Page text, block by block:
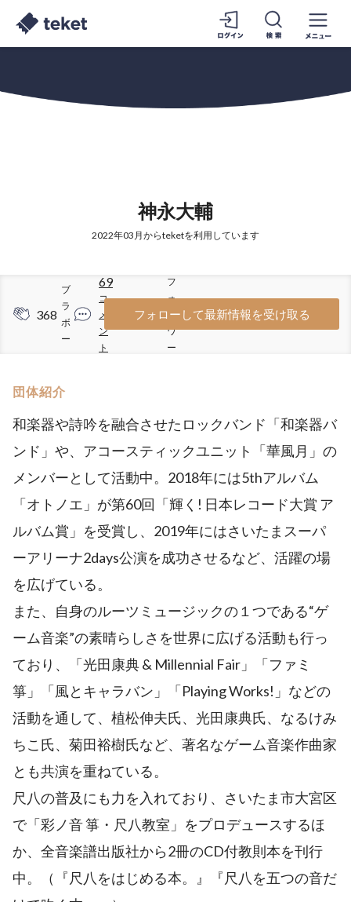
神永大輔
2022年03月からteketを利用しています
368
ブ
ラ
ボ
ー
69
コ
メ
ン
ト
123
フ
ォ
ロ
ワ
ー
フォローして最新情報を受け取る
団体紹介
和楽器や詩吟を融合させたロックバンド「和楽器バ
ンド」や、アコースティックユニット「華風月」の
メンバーとして活動中。2018年には5thアルバム
「オトノエ」が第60回「輝く! 日本レコード大賞 ア
ルバム賞」を受賞し、2019年にはさいたまスーパ
ーアリーナ2days公演を成功させるなど、活躍の場
を広げている。
また、自身のルーツミュージックの１つである“ゲ
ーム音楽”の素晴らしさを世界に広げる活動も行っ
ており、「光田康典 & Millennial Fair」「ファミ
箏」「風とキャラバン」「Playing Works!」などの
活動を通して、植松伸夫氏、光田康典氏、なるけみ
ちこ氏、菊田裕樹氏など、著名なゲーム音楽作曲家
とも共演を重ねている。
尺八の普及にも力を入れており、さいたま市大宮区
で「彩ノ音 箏・尺八教室」をプロデュースするほ
か、全音楽譜出版社から2冊のCD付教則本を刊行
中。（『尺八をはじめる本。』『尺八を五つの音だ